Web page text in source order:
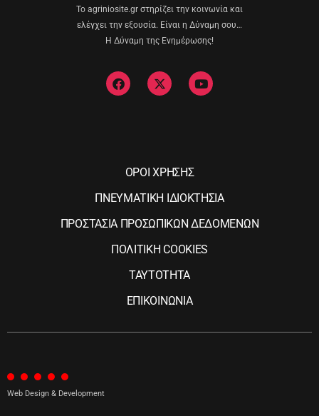
Το agriniosite.gr στηρίζει την κοινωνία και
ελέγχει την εξουσία. Είναι η Δύναμη σου…
Η Δύναμη της Ενημέρωσης!
ΟΡΟΙ ΧΡΗΣΗΣ
ΠΝΕΥΜΑΤΙΚΗ ΙΔΙΟΚΤΗΣΙΑ
ΠΡΟΣΤΑΣΙΑ ΠΡΟΣΩΠΙΚΩΝ ΔΕΔΟΜΕΝΩΝ
ΠΟΛΙΤΙΚΗ COOKIES
ΤΑΥΤΟΤΗΤΑ
ΕΠΙΚΟΙΝΩΝΙΑ
Web Design & Development